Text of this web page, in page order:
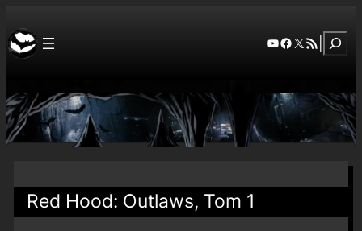
YouTube
Facebook
X RSS Feed
Red Hood: Outlaws, Tom 1